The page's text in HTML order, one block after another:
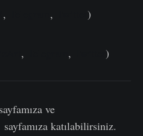
, ,
)
, , )
sayfamıza ve
sayfamıza katılabilirsiniz.